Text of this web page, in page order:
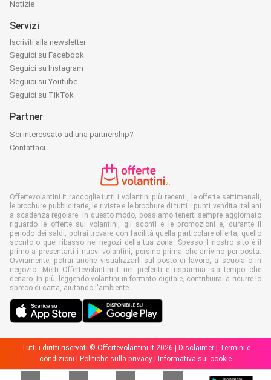
Notizie
Servizi
Iscriviti alla newsletter
Seguici su Facebook
Seguici su Instagram
Seguici su Youtube
Seguici su TikTok
Partner
Sei interessato ad una partnership?
Contattaci
Offertevolantini.it raccoglie tutti i volantini più recenti, le offerte settimanali,
le brochure pubblicitarie, le riviste e le brochure di tutti i punti vendita italiani
a scadenza regolare. In questo modo, possiamo tenerti sempre aggiornato
riguardo le offerte sui volantini, gli sconti e le promozioni e, durante il
periodo dei saldi, potrai trovare con facilità quella particolare offerta, quello
sconto o quel ribasso nei negozi della tua zona. Spesso il nostro sito è il
primo a presentarti i nuovi volantini, persino prima che arrivino per posta.
Ovviamente, potrai anche visualizzarli sul posto di lavoro, a scuola o in
negozio. Metti Offertevolantini.it nei preferiti e risparmia sia tempo che
denaro. In più, leggendo volantini in formato digitale, contribuirai a ridurre lo
spreco di carta, aiutando l'ambiente.
Tutti i diritti riservati © Offertevolantini.it 2026 | Disclaimer|
Termini e
condizioni
Politiche sulla privacy Informativa sui cookie